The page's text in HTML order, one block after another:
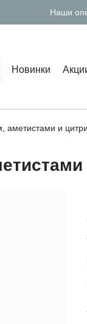
Наши
Новинки
аметистами и